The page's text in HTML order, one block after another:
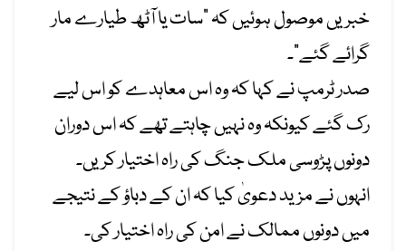
خبریں موصول ہوئیں کہ “سات یا آٹھ طیارے مار
گرائے گئے”۔
صدر ٹرمپ نے کہا کہ وہ اس معاہدے کو اس لیے
رک گئے کیونکہ وہ نہیں چاہتے تھے کہ اس دوران
دونوں پڑوسی ملک جنگ کی راہ اختیار کریں۔
انہوں نے مزید دعویٰ کیا کہ ان کے دباؤ کے نتیجے
میں دونوں ممالک نے امن کی راہ اختیار کی۔